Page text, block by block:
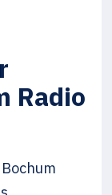
Radio